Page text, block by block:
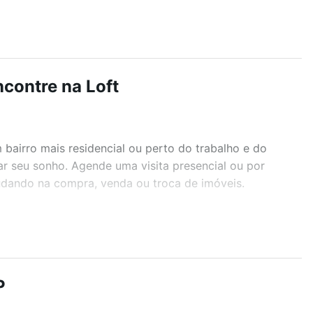
na Loft
bairro mais residencial ou perto do trabalho e do
seu sonho. Agende uma visita presencial ou por
na compra, venda ou troca de imóveis.
salão de festas ou área verde e encontrar